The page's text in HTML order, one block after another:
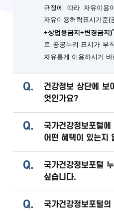
규정에 따라 자유이용
자유이용허락표시기준(
+상업용금지+변경금지)
로 공공누리 표시가 부
자유롭게 이용하시기 바
Q.
건강정보 상단에 보
엇인가요?
Q.
국가건강정보포털
어떤 혜택이 있는지
Q.
국가건강정보포털
싶습니다.
Q.
국가건강정보포털